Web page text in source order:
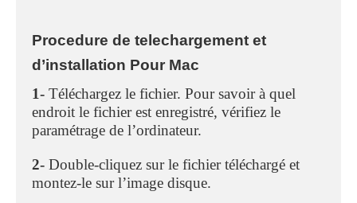
Procedure de telechargement et
d’installation Pour Mac
1- Téléchargez le fichier. Pour savoir à quel
endroit le fichier est enregistré, vérifiez le
paramétrage de l’ordinateur.
2- Double-cliquez sur le fichier téléchargé et
montez-le sur l’image disque.